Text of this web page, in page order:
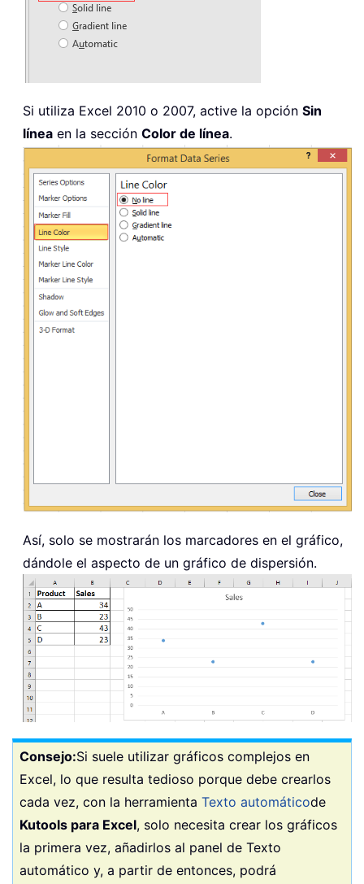
Si utiliza Excel 2010 o 2007, active la opción Sin
línea en la sección Color de línea.
Así, solo se mostrarán los marcadores en el gráfico,
dándole el aspecto de un gráfico de dispersión.
Consejo:Si suele utilizar gráficos complejos en
Excel, lo que resulta tedioso porque debe crearlos
cada vez, con la herramienta Texto automáticode
Kutools para Excel, solo necesita crear los gráficos
la primera vez, añadirlos al panel de Texto
automático y, a partir de entonces, podrá